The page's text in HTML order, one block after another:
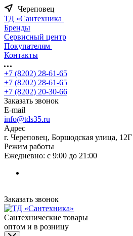
Череповец
ТД «Сантехника
Бренды
Сервисный центр
Покупателям
Контакты
+7 (8202) 28‑61-65
+7 (8202) 28‑61-65
+7 (8202) 20‑30-66
Заказать звонок
E-mail
info@tds35.ru
Адрес
г. Череповец, Боршодская улица, 12Г
Режим работы
Ежедневно: с 9:00 до 21:00
Заказать звонок
Сантехнические товары
оптом и в розницу